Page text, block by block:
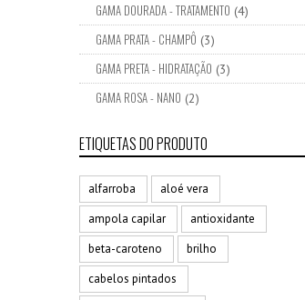
GAMA DOURADA - TRATAMENTO (4)
GAMA PRATA - CHAMPÔ (3)
GAMA PRETA - HIDRATAÇÃO (3)
GAMA ROSA - NANO (2)
ETIQUETAS DO PRODUTO
alfarroba
aloé vera
ampola capilar
antioxidante
beta-caroteno
brilho
cabelos pintados